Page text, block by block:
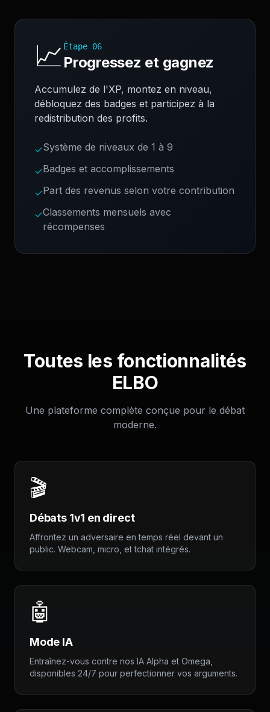
📈 Étape 06
Progressez et gagnez
Accumulez de l'XP, montez en niveau,
débloquez des badges et participez à la
redistribution des profits.
✓Système de niveaux de 1 à 9
✓Badges et accomplissements
✓Part des revenus selon votre contribution
✓Classements mensuels avec
récompenses
Toutes les fonctionnalités
ELBO
Une plateforme complète conçue pour le débat
moderne.
🎬
Débats 1v1 en direct
Affrontez un adversaire en temps réel devant un
public. Webcam, micro, et tchat intégrés.
🤖
Mode IA
Entraînez-vous contre nos IA Alpha et Omega,
disponibles 24/7 pour perfectionner vos arguments.